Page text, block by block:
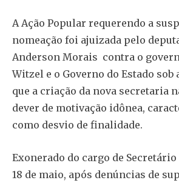
A Ação Popular requerendo a
nomeação foi ajuizada pelo
Anderson Morais contra o
Witzel e o Governo do Estado sob
que a criação da nova secretaria
dever de motivação idônea,
como desvio de finalidade.
Exonerado do cargo de Secretário
18 de maio, após denúncias de